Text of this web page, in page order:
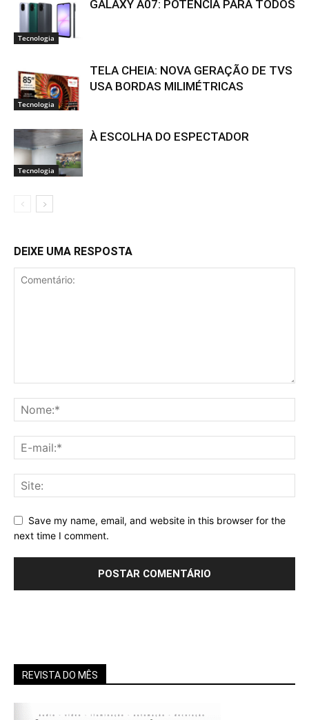
Tecnologia
GALAXY A07: POTÊNCIA PARA TODOS
Tecnologia
TELA CHEIA: NOVA GERAÇÃO DE TVS
USA BORDAS MILIMÉTRICAS
Tecnologia
À ESCOLHA DO ESPECTADOR
DEIXE UMA RESPOSTA
Save my name, email, and website in this browser for the
next time I comment.
REVISTA DO MÊS